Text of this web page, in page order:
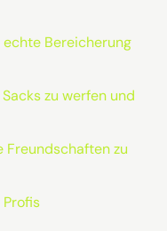
Bereicherung
zu werfen und
Freundschaften zu